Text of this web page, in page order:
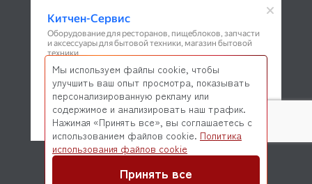
© 2026 Kitchen-Service.com Интернет-магазин запчастей
и оборудования профессиональной кухни
Мы используем файлы cookie, чтобы
улучшить ваш опыт просмотра, показывать
персонализированную рекламу или
содержимое и анализировать наш трафик.
Нажимая «Принять все», вы соглашаетесь с
использованием файлов cookie. Политика
использования файлов cookie
Принять все